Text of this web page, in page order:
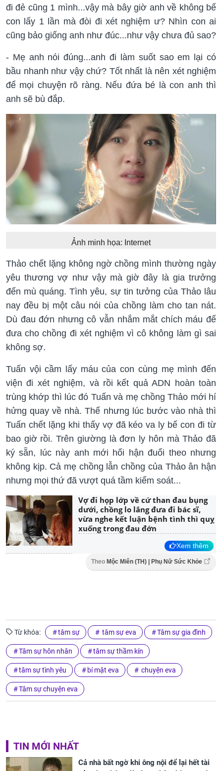
đi đẻ cũng 1 mình...vậy mà bây giờ anh về không bế
con lấy 1 lần mà đòi đi xét nghiệm ư? Nhìn con ai
cũng bảo giống anh như đúc...như vậy chưa đủ sao?
- Mẹ anh nói đúng...anh đi làm suốt sao em lại có
bầu nhanh như vậy chứ? Tốt nhất là nên xét nghiệm
để mọi chuyện rõ ràng. Nếu đứa bé là con anh thì
anh sẽ bù đắp.
Ảnh minh họa: Internet
Thảo chết lặng không ngờ chồng mình thường ngày
yêu thương vợ như vậy mà giờ đây là gia trưởng
đến mù quáng. Tình yêu, sự tin tưởng của Thảo lâu
nay đều bị một câu nói của chồng làm cho tan nát.
Dù đau đớn nhưng cô vẫn nhắm mắt chích máu để
đưa cho chồng đi xét nghiệm vì cô không làm gì sai
không sợ.
Tuấn vội cầm lấy máu của con cùng mẹ mình đến
viện đi xét nghiệm, và rồi kết quả ADN hoàn toàn
trùng khớp thì lúc đó Tuấn và mẹ chồng Thảo mới hí
hửng quay về nhà. Thế nhưng lúc bước vào nhà thì
Tuấn chết lặng khi thấy vợ đã kéo va ly bế con đi từ
bao giờ rồi. Trên giường là đơn ly hôn mà Thảo đã
ký sẵn, lúc này anh mới hối hận đuổi theo nhưng
không kịp. Cả mẹ chồng lẫn chồng của Thảo ân hận
nhưng mọi thứ đã vượt quá tầm kiểm soát...
Vợ đi họp lớp về cứ than đau bụng
dưới, chồng lo lắng đưa đi bác sĩ,
vừa nghe kết luận bệnh tình thì quỵ
xuống trong đau đớn
Xem thêm
Theo Mộc Miên (TH) | Phụ Nữ Sức Khỏe
Từ khóa: tâm sự tâm sự eva Tâm sự gia đình
Tâm sự hôn nhân tâm sự thầm kín
tâm sự tình yêu bí mật eva chuyện eva
Tâm sự chuyện eva
TIN MỚI NHẤT
Cả nhà bất ngờ khi ông nội để lại hết tài